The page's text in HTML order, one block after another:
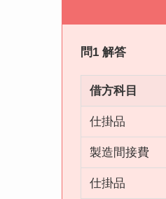
問1 解答
借方科目
仕掛品
製造間接費
仕掛品